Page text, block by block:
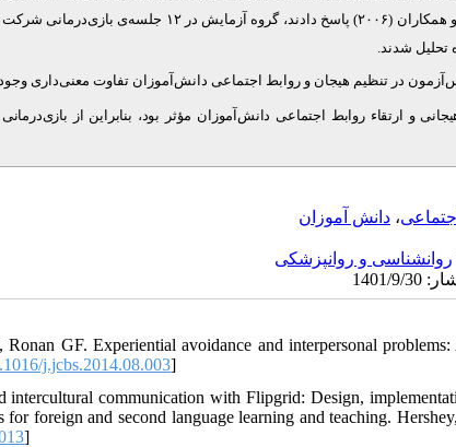
و همکاران (۲۰۰۶) پاسخ دادند، گروه آزمایش
تحلیل شدند
در تنظیم هیجان و روابط اجتماعی دانش‌آموزان تفاوت معنی‌داری وجود
و ارتقاء روابط اجتماعی دانش‌آموزان مؤثر بود، بنابراین از
، دانش آموزان
روانشناسی و روانپزشکی
GF. Experiential avoidance and interpersonal
j.jcbs.2014.08.003]
intercultural communication with Flipgrid: Design,
foreign and second language learning and teaching.
]